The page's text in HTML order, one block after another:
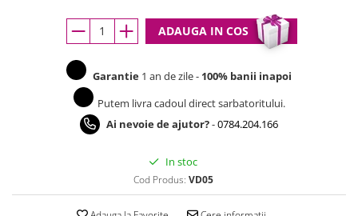
ADAUGA IN COS
Garantie 1 an de zile - 100% banii inapoi
Putem livra cadoul direct sarbatoritului.
Ai nevoie de ajutor?-0784.204.166
In stoc
Cod Produs: VD05